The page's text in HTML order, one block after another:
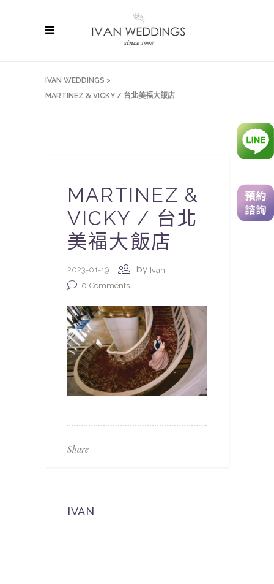
IVAN WEDDINGS >
MARTINEZ & VICKY / 台北美福大飯店
MARTINEZ &
VICKY / 台北
美福大飯店
2023-01-19 by Ivan
0 Comments
Share
IVAN